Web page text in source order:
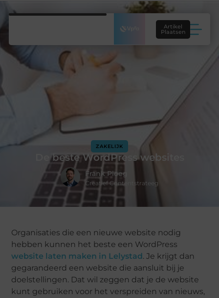
Artikel
Plaatsen
ZAKELIJK
De beste WordPress websites
Frank Ploeg
Creatief Contentstrateeg
Organisaties die een nieuwe website nodig
hebben kunnen het beste een WordPress
website laten maken in Lelystad. Je krijgt dan
gegarandeerd een website die aansluit bij je
doelstellingen. Dat wil zeggen dat je de website
kunt gebruiken voor het verspreiden van nieuws,